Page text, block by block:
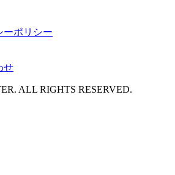
ーポリシー
せ
ALL RIGHTS RESERVED.